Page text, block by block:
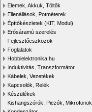
Elemek, Akkuk, Töltők
Ellenállások, Potméterek
Építőkészletek (KIT, Modul)
Erősáramú szerelés
Fejlesztőeszközök
Foglalatok
Hobbielektronika.hu
Induktivitás, Transzformátor
Kábelek, Vezetékek
Kapcsolók, Relék
Készülékek
Kishangszórók, Piezók, Mikrofonok